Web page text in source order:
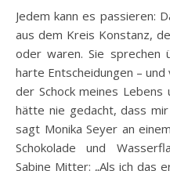
Jedem kann es passieren: Das ist die Botschaft von Eltern
aus dem Kreis Konstanz,
oder waren. Sie sprechen
harte Entscheidungen –
der Schock meines
hätte nie gedacht, dass
sagt Monika Seyer an
Schokolade und
Sabine Mitter: „Als ich das